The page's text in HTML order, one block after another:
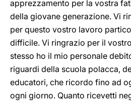
apprezzamento per la vostra
della giovane generazione. Vi
per questo vostro lavoro
difficile. Vi ringrazio per il
stesso ho il mio personale
riguardi della scuola polacca,
educatori, che ricordo fino ad
ogni giorno. Quanto ricevetti